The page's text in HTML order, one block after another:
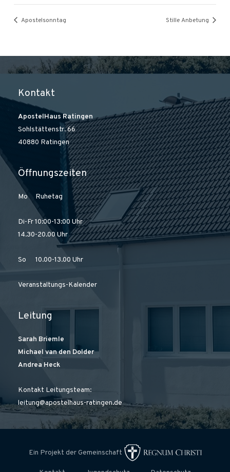
Apostelsonntag Stille Anbetung
Kontakt
ApostelHaus Ratingen
Sohlstättenstr. 66
40880 Ratingen
Öffnungszeiten
Mo Ruhetag
Di-Fr 10:00-13:00 Uhr
14.30-20.00 Uhr
So 10.00-13.00 Uhr
Veranstaltungs-Kalender
Leitung
Sarah Briemle
Michael van den Dolder
Andrea Heck
Kontakt Leitungsteam:
leitung@apostelhaus-ratingen.de
Ein Projekt der Gemeinschaft